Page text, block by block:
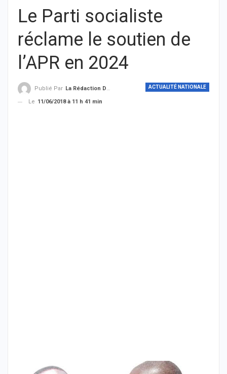
Le Parti socialiste
réclame le soutien de
l’APR en 2024
ACTUALITÉ NATIONALE
Publié Par La Rédaction De THIEYSENEGAL.com
Le 11/06/2018 à 11 h 41 min